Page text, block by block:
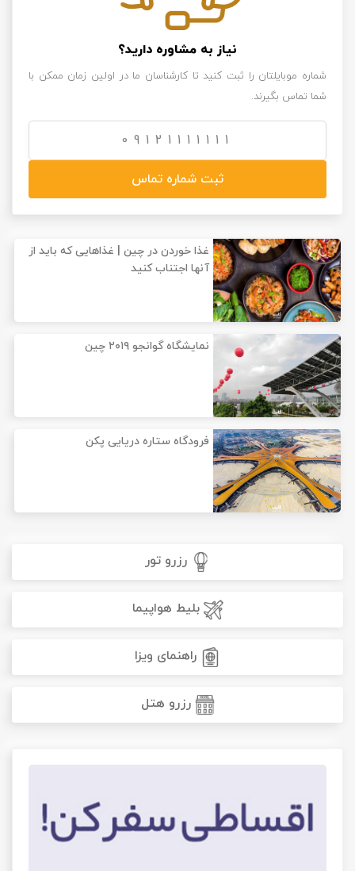
نیاز به مشاوره دارید؟
شماره موبایلتان را ثبت کنید تا کارشناسان ما در اولین زمان ممکن با
شما تماس بگیرند.
ثبت شماره تماس
غذا خوردن در چین | غذاهایی که باید از
آنها اجتناب کنید
نمایشگاه گوانجو ۲۰۱۹ چین
فرودگاه ستاره دریایی پکن
رزرو تور
بلیط هواپیما
راهنمای ویزا
رزرو هتل